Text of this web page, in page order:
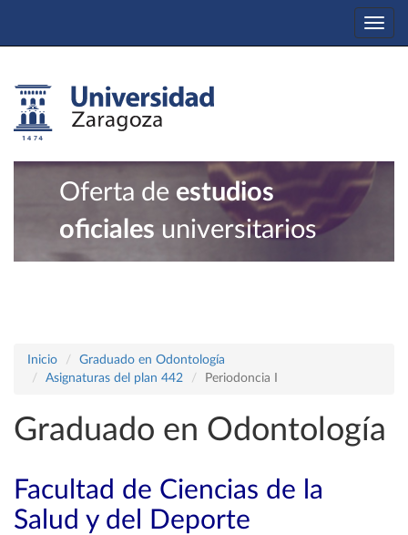
Oferta de estudios
oficiales universitarios
Inicio
Graduado en Odontología
Asignaturas del plan 442
Periodoncia I
Graduado en Odontología
Facultad de Ciencias de la
Salud y del Deporte